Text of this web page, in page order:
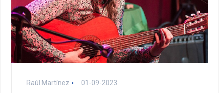
Raúl Martínez 01-09-2023